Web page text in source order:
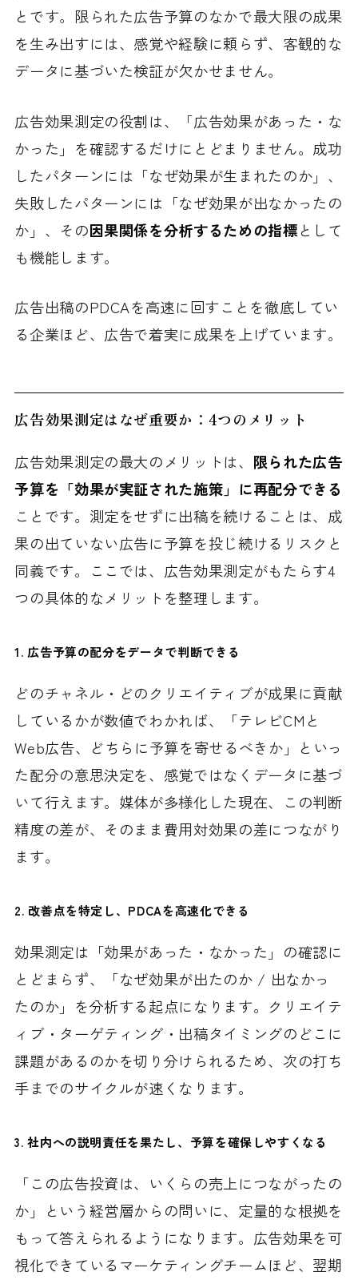
とです。限られた広告予算のなかで最大限の成果
を生み出すには、感覚や経験に頼らず、客観的な
データに基づいた検証が欠かせません。
広告効果測定の役割は、「広告効果があった・な
かった」を確認するだけにとどまりません。成功
したパターンには「なぜ効果が生まれたのか」、
失敗したパターンには「なぜ効果が出なかったの
か」、その因果関係を分析するための指標として
も機能します。
広告出稿のPDCAを高速に回すことを徹底してい
る企業ほど、広告で着実に成果を上げています。
広告効果測定はなぜ重要か：4つのメリット
広告効果測定の最大のメリットは、 限られた広告
予算を「効果が実証された施策」に再配分できる
ことです。測定をせずに出稿を続けることは、成
果の出ていない広告に予算を投じ続けるリスクと
同義です。ここでは、広告効果測定がもたらす4
つの具体的なメリットを整理します。
1. 広告予算の配分をデータで判断できる
どのチャネル・どのクリエイティブが成果に貢献
しているかが数値でわかれば、「テレビCMと
Web広告、どちらに予算を寄せるべきか」といっ
た配分の意思決定を、感覚ではなくデータに基づ
いて行えます。媒体が多様化した現在、この判断
精度の差が、そのまま費用対効果の差につながり
ます。
2. 改善点を特定し、PDCAを高速化できる
効果測定は「効果があった・なかった」の確認に
とどまらず、「なぜ効果が出たのか / 出なかっ
たのか」を分析する起点になります。クリエイテ
ィブ・ターゲティング・出稿タイミングのどこに
課題があるのかを切り分けられるため、次の打ち
手までのサイクルが速くなります。
3. 社内への説明責任を果たし、予算を確保しやすくなる
「この広告投資は、いくらの売上につながったの
か」という経営層からの問いに、定量的な根拠を
もって答えられるようになります。広告効果を可
視化できているマーケティングチームほど、翌期